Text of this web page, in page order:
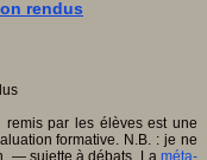
rendus
par les élèves est une
formative. N.B. : je ne